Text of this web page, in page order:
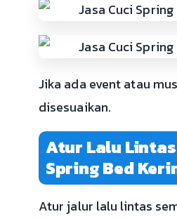
Jika ada event atau
disesuaikan.
Atur Lalu
Spring Bed
Atur jalur lalu lintas